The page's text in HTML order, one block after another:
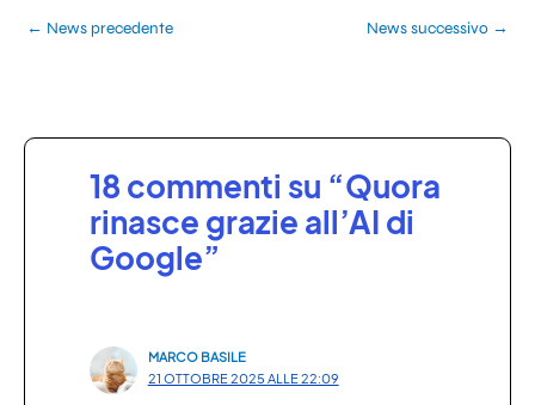
← News precedente News successivo →
18 commenti su “Quora
rinasce grazie all’AI di
Google”
MARCO BASILE
21 OTTOBRE 2025 ALLE 22:09